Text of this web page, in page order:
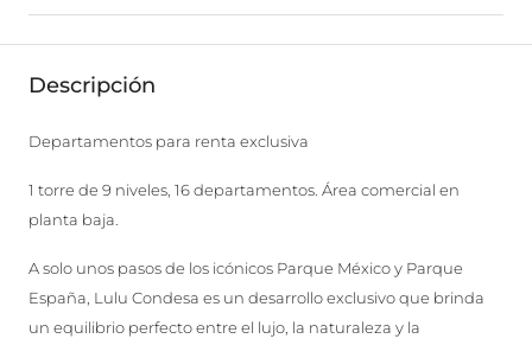
Descripción
Departamentos para renta exclusiva
1 torre de 9 niveles, 16 departamentos. Área comercial en
planta baja.
A solo unos pasos de los icónicos Parque México y Parque
España, Lulu Condesa es un desarrollo exclusivo que brinda
un equilibrio perfecto entre el lujo, la naturaleza y la